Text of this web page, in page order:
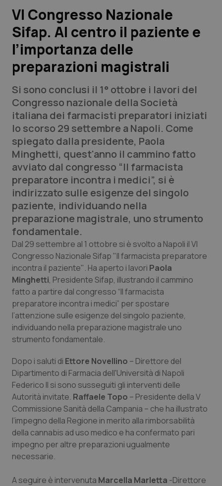
Lavoro e Professioni
Scienza e Farmaci
Studi e Analisi
Lettere al direttore
Edizioni Regionali
QS Pro
Professionisti Sanitari.AI
Abruzzo
Basilicata
Calabria
Campania
Emilia-Romagna
Friuli Venezia Giulia
Lazio
Liguria
Lombardia
Marche
Molise
QS Pro Gold
Artrite & artrosi
Asma & BPCO
Car-T
Colesterolo & coronaropatie
Dermatite Atopica
Diabete & glucometri
Disturbi dell’umore
Dolore
Donna & Salute
Epatiti
QS Club Newsletter
VI Congresso Nazionale
Sifap. Al centro il paziente e
l’importanza delle
preparazioni magistrali
Si sono conclusi il 1° ottobre i lavori del
Congresso nazionale della Società
italiana dei farmacisti preparatori iniziati
lo scorso 29 settembre a Napoli. Come
spiegato dalla presidente, Paola
Minghetti, quest'anno il cammino fatto
avviato dal congresso “Il farmacista
preparatore incontra i medici”, si è
indirizzato sulle esigenze del singolo
paziente, individuando nella
preparazione magistrale, uno strumento
fondamentale.
Dal 29 settembre al 1 ottobre si è svolto a Napoli il VI
Congresso Nazionale Sifap "Il farmacista preparatore
incontra il paziente". Ha aperto i lavori Paola
Minghetti, Presidente Sifap, illustrando il cammino
fatto a partire dal congresso “Il farmacista
preparatore incontra i medici” per spostare
l’attenzione sulle esigenze del singolo paziente,
individuando nella preparazione magistrale uno
strumento fondamentale.
Dopo i saluti di Ettore Novellino – Direttore del
Dipartimento di Farmacia dell'Università di Napoli
Federico II si sono susseguiti gli interventi delle
Autorità invitate. Raffaele Topo – Presidente della V
Commissione Sanità della Campania – che ha illustrato
l’impegno della Regione in merito alla rimborsabilità
della cannabis ad uso medico e ha confermato pari
impegno per altre preparazioni ugualmente
necessarie.
A seguire è intervenuta Marcella Marletta -Direttore